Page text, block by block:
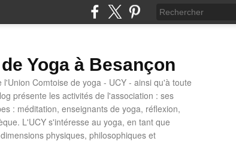
Yoga à Besançon
Comtoise de yoga - UCY - ainsi qu'à toute
présente les activités de l'association : ses
: méditation, enseignants de yoga, réflexion,
L'UCY s'intéresse au yoga, en tant que
physiques, philosophiques et